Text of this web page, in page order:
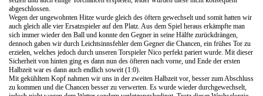
abgeschlossen.
Wegen der ungewohnten Hitze wurde gleich des öftern gewechselt und somit hatten wir
auch gleich alle vier Ersatzspieler auf den Platz. Aus dem Spiel heraus erkämpfte man
sich immer wieder den Ball und konnte den Gegner in seine Hälfte zurückdrängen,
dennoch gaben wir durch Leichtsinnsfehler dem Gegner die Chancen, ein frühes Tor zu
erzielen, welches jedoch durch unseren Torspieler Nico perfekt pariert wurde. Mit dieser
Sicherheit von hinten ging es dann nun des öfteren nach vorne, und Ende der ersten
Halbzeit war es dann auch endlich soweit (1:0).
Mit gekühltem Kopf nahmen wir uns in der zweiten Halbzeit vor, besser zum Abschluss
zu kommen und die Chancen besser zu verwerten. Es wurde wieder durchgewechselt,